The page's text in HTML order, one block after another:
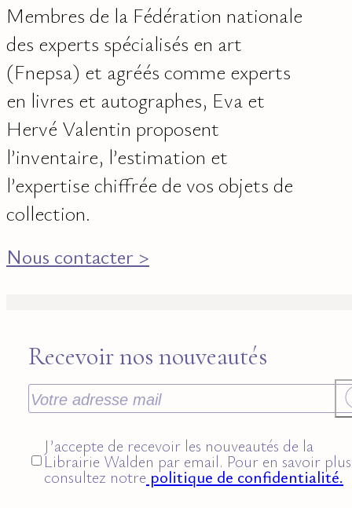
Membres de la Fédération nationale
des experts spécialisés en art
(Fnepsa) et agréés comme experts
en livres et autographes, Eva et
Hervé Valentin proposent
l’inventaire, l’estimation et
l’expertise chiffrée de vos objets de
collection.
Nous contacter >
Recevoir nos nouveautés
J’accepte de recevoir les nouveautés de la
Librairie Walden par email. Pour en savoir
consultez notre politique de confidentialité.